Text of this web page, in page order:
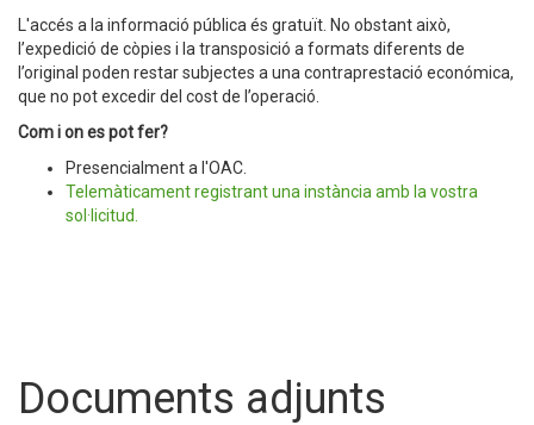
L'accés a la informació pública és gratuït. No obstant això,
l’expedició de còpies i la transposició a formats diferents de
l’original poden restar subjectes a una contraprestació económica,
que no pot excedir del cost de l’operació.
Com i on es pot fer?
Presencialment a l'OAC.
Telemàticament registrant una instància amb la vostra
sol·licitud.
Documents adjunts